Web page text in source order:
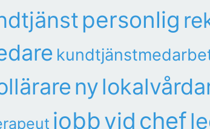
personlig
ny
jobbvid chef